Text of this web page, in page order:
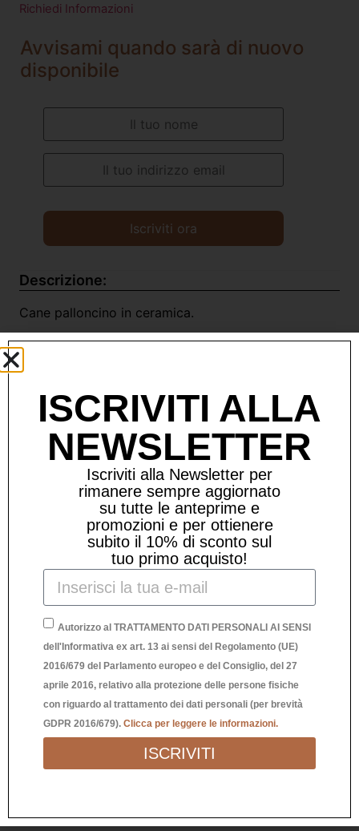
Richiedi Informazioni
Avvisami quando sarà di nuovo
disponibile
Descrizione:
Cane palloncino in ceramica.
Dimensioni: 23 x 22 x 18 cm
Prodotti Correlati
Richiedi Informazioni
ISCRIVITI ALLA
NEWSLETTER
Iscriviti alla Newsletter per
rimanere sempre aggiornato
su tutte le anteprime e
promozioni e per ottienere
subito il 10% di sconto sul
tuo primo acquisto!
Autorizzo al TRATTAMENTO DATI PERSONALI AI SENSI
dell'Informativa ex art. 13 ai sensi del Regolamento (UE)
2016/679 del Parlamento europeo e del Consiglio, del 27
aprile 2016, relativo alla protezione delle persone fisiche
con riguardo al trattamento dei dati personali (per brevità
GDPR 2016/679). Clicca per leggere le informazioni.
ISCRIVITI